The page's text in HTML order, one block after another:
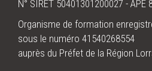
N° SIRET 50401301200027 - APE
Organisme de formation
sous le numéro 41540268554
auprès du Préfet de la Région